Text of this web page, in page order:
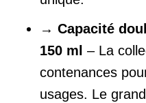
→ Capacité
150 ml – La
contenances
usages. Le